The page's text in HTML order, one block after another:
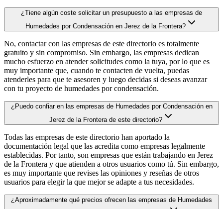
¿Tiene algún coste solicitar un presupuesto a las empresas de
Humedades por Condensación en Jerez de la Frontera?
No, contactar con las empresas de este directorio es totalmente
gratuito y sin compromiso. Sin embargo, las empresas dedican
mucho esfuerzo en atender solicitudes como la tuya, por lo que es
muy importante que, cuando te contacten de vuelta, puedas
atenderles para que te asesoren y luego decidas si deseas avanzar
con tu proyecto de humedades por condensación.
¿Puedo confiar en las empresas de Humedades por Condensación en
Jerez de la Frontera de este directorio?
Todas las empresas de este directorio han aportado la
documentación legal que las acredita como empresas legalmente
establecidas. Por tanto, son empresas que están trabajando en Jerez
de la Frontera y que atienden a otros usuarios como tú. Sin embargo,
es muy importante que revises las opiniones y reseñas de otros
usuarios para elegir la que mejor se adapte a tus necesidades.
¿Aproximadamente qué precios ofrecen las empresas de Humedades